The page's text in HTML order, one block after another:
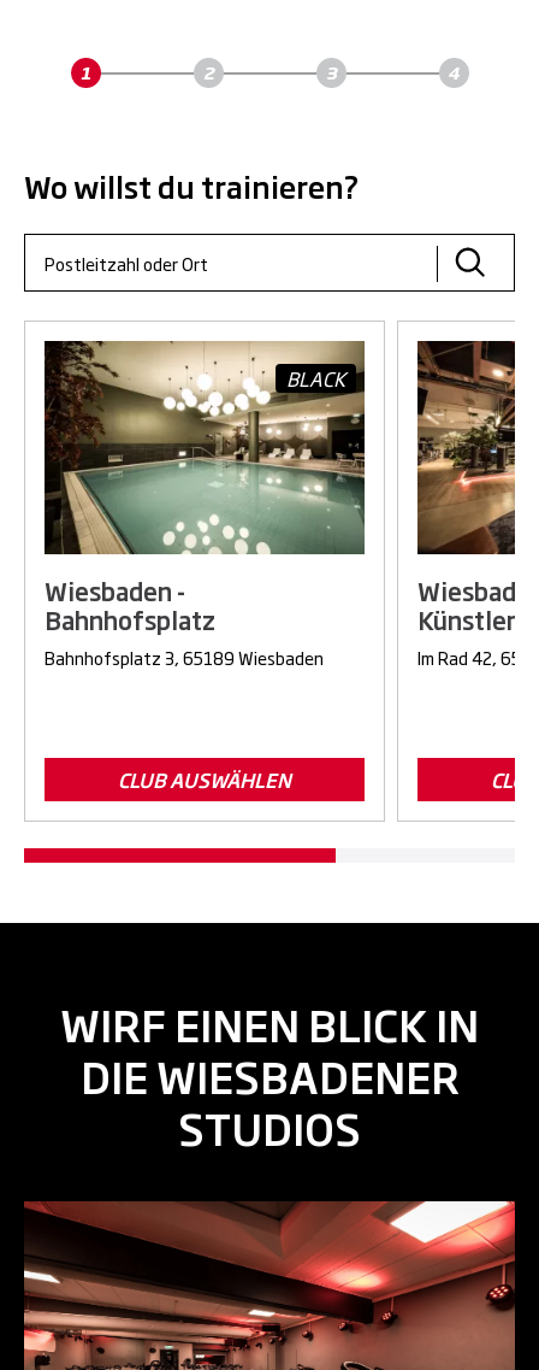
Wo willst du trainieren?
BLACK
Wiesbaden -
Bahnhofsplatz
Bahnhofsplatz 3, 65189 Wiesbaden
CLUB AUSWÄHLEN
Im Rad 42,
WIRF EINEN BLICK IN
DIE WIESBADENER
STUDIOS